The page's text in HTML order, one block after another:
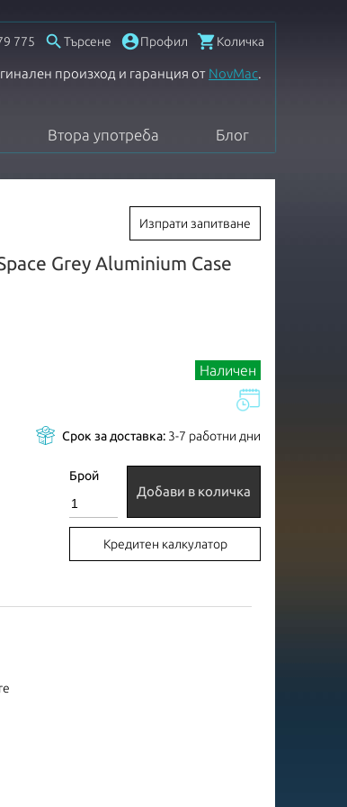
775  Търсене Профил Количка
произход и гаранция от NovMac.
Втора употреба Блог
Изпрати запитване
Grey Aluminium Case
Наличен
Срок за доставка: 3-7 работни дни
Брой
Добави в количка
Кредитен калкулатор